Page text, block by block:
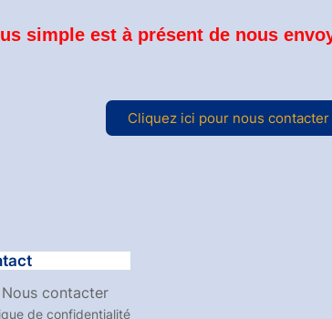
simple est à présent de nous
Cliquez ici pour nous contacter
Nous contacter
de confidentialité